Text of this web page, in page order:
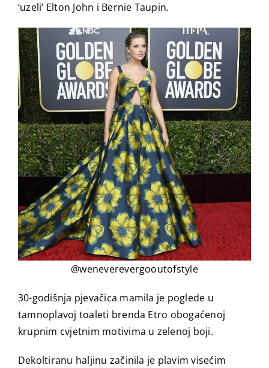
‘uzeli’ Elton John i Bernie Taupin.
@weneverevergooutofstyle
30-godišnja pjevačica mamila je poglede u
tamnoplavoj toaleti brenda Etro obogaćenoj
krupnim cvjetnim motivima u zelenoj boji.
Dekoltiranu haljinu začinila je plavim visećim